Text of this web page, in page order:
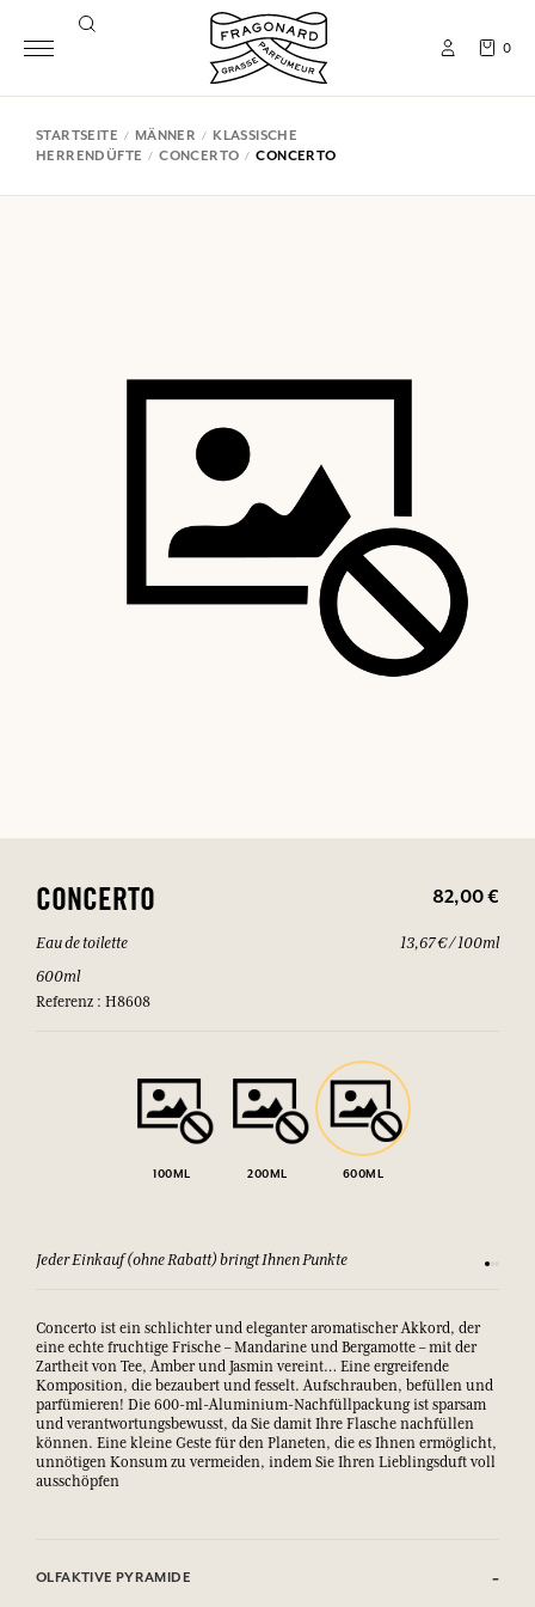
0
STARTSEITE MÄNNER
KLASSISCHE
HERRENDÜFTE
CONCERTO CONCERTO
CONCERTO 82,00 €
Eau de toilette
600ml
Referenz : H8608
13,67 € / 100ml
100ML 200ML 600ML
Jeder Einkauf (ohne Rabatt) bringt Ihnen Punkte Sehen
Concerto ist ein schlichter und eleganter aromatischer Akkord, der
eine echte fruchtige Frische – Mandarine und Bergamotte – mit der
Zartheit von Tee, Amber und Jasmin vereint… Eine ergreifende
Komposition, die bezaubert und fesselt. Aufschrauben, befüllen und
parfümieren! Die 600-ml-Aluminium-Nachfüllpackung ist sparsam
und verantwortungsbewusst, da Sie damit Ihre Flasche nachfüllen
können. Eine kleine Geste für den Planeten, die es Ihnen ermöglicht,
unnötigen Konsum zu vermeiden, indem Sie Ihren Lieblingsduft voll
ausschöpfen
OLFAKTIVE PYRAMIDE